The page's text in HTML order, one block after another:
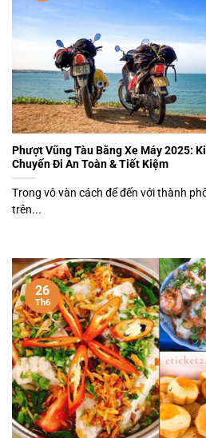
Phượt Vũng Tàu Bằng Xe Máy 2025:
Chuyến Đi An Toàn & Tiết Kiệm
Trong vô vàn cách để đến với thành
trên...
26
Th6